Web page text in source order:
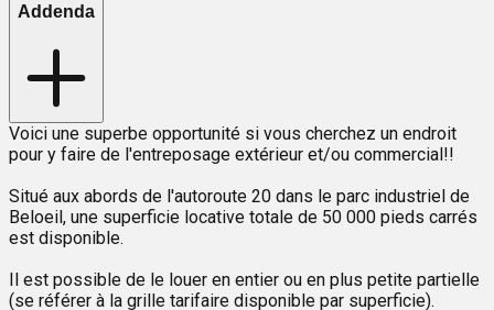
Addenda
Voici une superbe opportunité si vous cherchez un endroit
pour y faire de l'entreposage extérieur et/ou commercial!!
Situé aux abords de l'autoroute 20 dans le parc industriel de
Beloeil, une superficie locative totale de 50 000 pieds carrés
est disponible.
Il est possible de le louer en entier ou en plus petite partielle
(se référer à la grille tarifaire disponible par superficie).